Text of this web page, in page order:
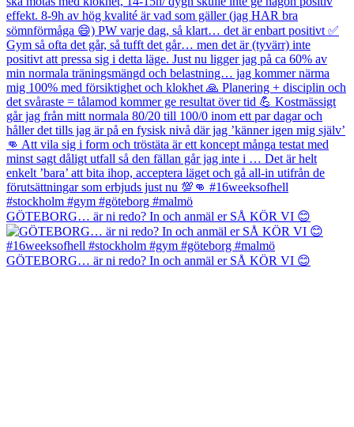
GÖTEBORG… är ni redo? In och anmäl er SÅ KÖR VI 😊
GÖTEBORG… är ni redo? In och anmäl er SÅ KÖR VI 😊